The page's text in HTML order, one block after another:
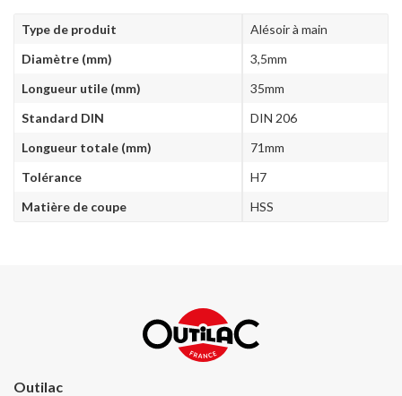
Type de produit
Alésoir à main
Diamètre (mm)
3,5mm
Longueur utile (mm)
35mm
Standard DIN
DIN 206
Longueur totale (mm)
71mm
Tolérance
H7
Matière de coupe
HSS
Outilac